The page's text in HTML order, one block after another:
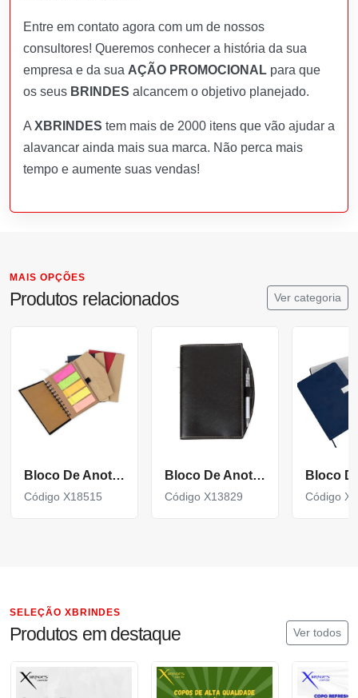
Entre em contato agora com um de nossos
consultores! Queremos conhecer a história da sua
empresa e da sua AÇÃO PROMOCIONAL para que
os seus BRINDES alcancem o objetivo planejado.
A XBRINDES tem mais de 2000 itens que vão ajudar a
alavancar ainda mais sua marca. Não perca mais
tempo e aumente suas vendas!
MAIS OPÇÕES
Produtos relacionados Ver categoria
Bloco De Anotações
Código X18515
Bloco De Anotações Bidins Com Caneta Personalizado
Código X13829 Código
SELEÇÃO XBRINDES
Produtos em destaque Ver todos